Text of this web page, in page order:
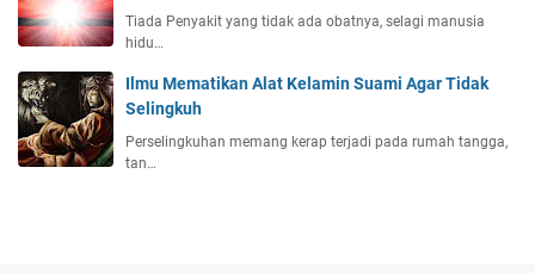
Tiada Penyakit yang tidak ada obatnya, selagi manusia
hidu…
Ilmu Mematikan Alat Kelamin Suami Agar Tidak
Selingkuh
Perselingkuhan memang kerap terjadi pada rumah tangga,
tan…